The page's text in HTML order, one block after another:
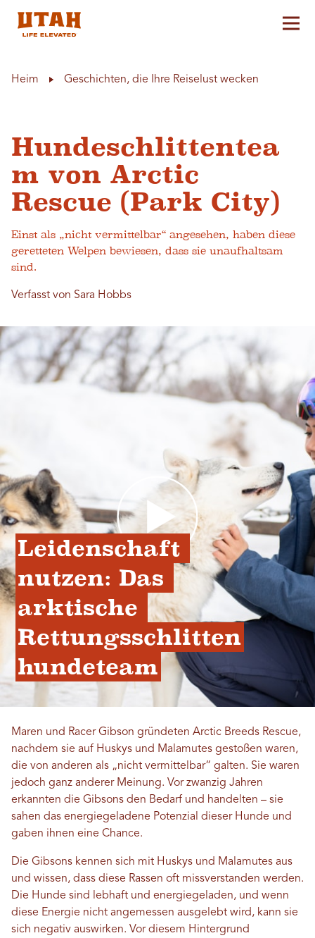
Heim Geschichten, die Ihre Reiselust wecken
Hundeschlittentea
m von Arctic
Rescue (Park City)
Einst als „nicht vermittelbar“ angesehen, haben diese
geretteten Welpen bewiesen, dass sie unaufhaltsam
sind.
Verfasst von Sara Hobbs
Leidenschaft
nutzen: Das
arktische
Rettungsschlitten
hundeteam
Maren und Racer Gibson gründeten Arctic Breeds Rescue,
nachdem sie auf Huskys und Malamutes gestoßen waren,
die von anderen als „nicht vermittelbar“ galten. Sie waren
jedoch ganz anderer Meinung. Vor zwanzig Jahren
erkannten die Gibsons den Bedarf und handelten – sie
sahen das energiegeladene Potenzial dieser Hunde und
gaben ihnen eine Chance.
Die Gibsons kennen sich mit Huskys und Malamutes aus
und wissen, dass diese Rassen oft missverstanden werden.
Die Hunde sind lebhaft und energiegeladen, und wenn
diese Energie nicht angemessen ausgelebt wird, kann sie
sich negativ auswirken. Vor diesem Hintergrund